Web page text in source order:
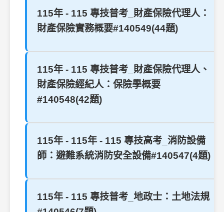
115年 - 115 專技普考_財產保險代理人：
財產保險實務概要#140549(44題)
115年 - 115 專技普考_財產保險代理人、
財產保險經紀人：保險學概要
#140548(42題)
115年 - 115年 - 115 專技高考_消防設備
師：避難系統消防安全設備#140547(4題)
115年 - 115 專技普考_地政士：土地法規